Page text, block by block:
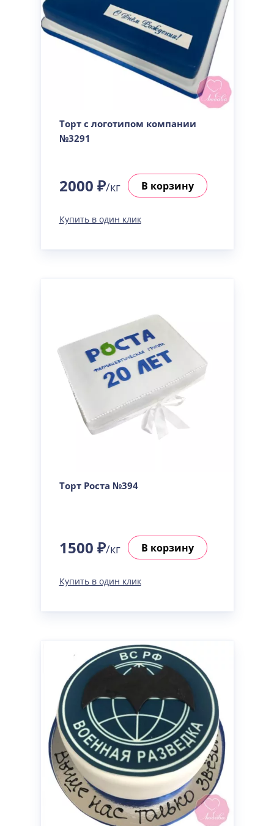
Торт с логотипом компании
№3291
2000 ₽/кг В корзину
Купить в один клик
Торт Роста №394
1500 ₽/кг В корзину
Купить в один клик